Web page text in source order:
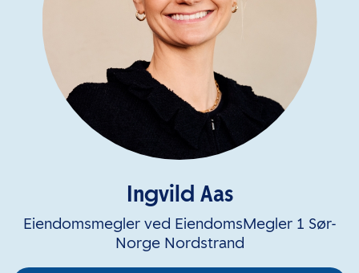
Ingvild Aas
Eiendomsmegler ved EiendomsMegler 1 Sør-
Norge Nordstrand